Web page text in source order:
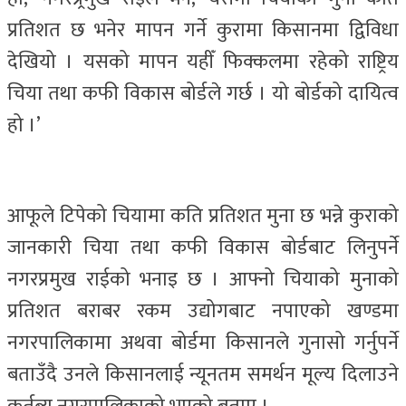
प्रतिशत छ भनेर मापन गर्ने कुरामा किसानमा द्विविधा
देखियो । यसको मापन यहीँ फिक्कलमा रहेको राष्ट्रिय
चिया तथा कफी विकास बोर्डले गर्छ । यो बोर्डको दायित्व
हो ।’
आफूले टिपेको चियामा कति प्रतिशत मुना छ भन्ने कुराको
जानकारी चिया तथा कफी विकास बोर्डबाट लिनुपर्ने
नगरप्रमुख राईको भनाइ छ । आफ्नो चियाको मुनाको
प्रतिशत बराबर रकम उद्योगबाट नपाएको खण्डमा
नगरपालिकामा अथवा बोर्डमा किसानले गुनासो गर्नुपर्ने
बताउँदै उनले किसानलाई न्यूनतम समर्थन मूल्य दिलाउने